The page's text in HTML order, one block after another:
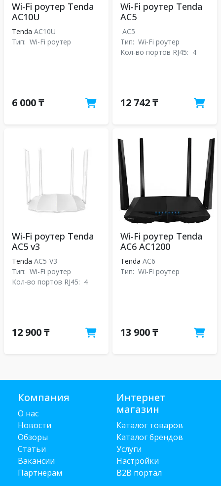
Wi-Fi роутер Tenda
AC10U
Tenda AC10U
Тип: Wi-Fi роутер
6 000 ₸
Wi-Fi роутер Tenda
AC5
AC5
Тип: Wi-Fi роутер
Кол-во портов RJ45: 4
12 742 ₸
Wi-Fi роутер Tenda
AC5 v3
Tenda AC5-V3
Тип: Wi-Fi роутер
Кол-во портов RJ45: 4
12 900 ₸
Wi-Fi роутер Tenda
AC6 AC1200
Tenda АС6
Тип: Wi-Fi роутер
13 900 ₸
Компания
О нас
Новости
Обзоры
Статьи
Вакансии
Партнёрам
Интернет
магазин
Каталог товаров
Каталог брендов
Услуги
Настройки
B2B портал